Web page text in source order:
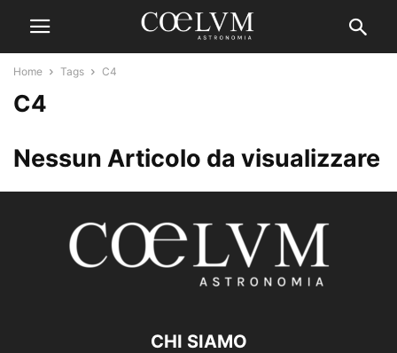
Home Tags C4
C4
Nessun Articolo da visualizzare
CHI SIAMO